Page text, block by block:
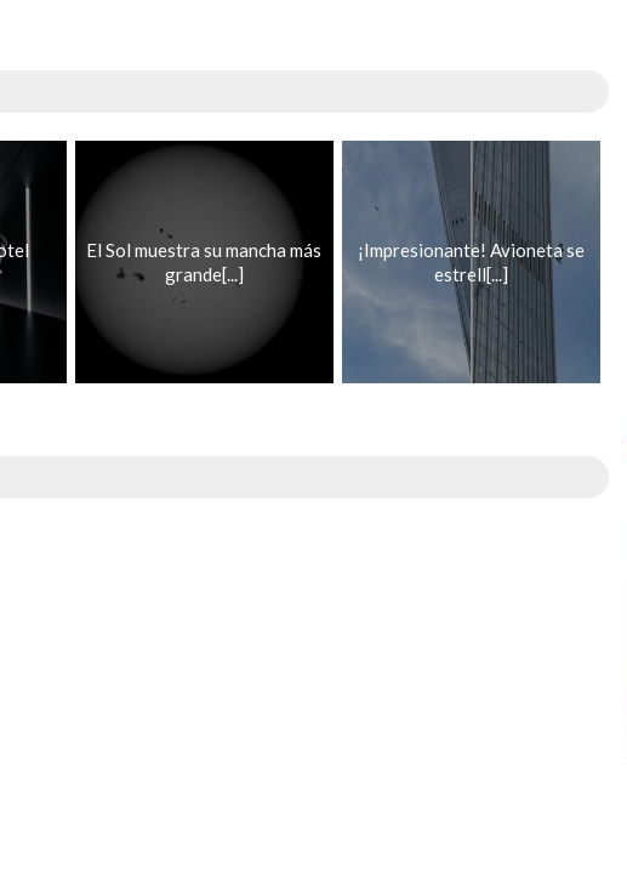
El Sol muestra su mancha más
grande[...]
¡Impresionante! Avioneta se
estrell[...]